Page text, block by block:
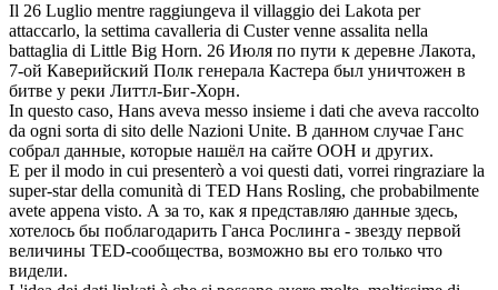
Il 26 Luglio mentre raggiungeva il villaggio dei Lakota per
attaccarlo, la settima cavalleria di Custer venne assalita nella
battaglia di Little Big Horn. 26 Июля по пути к деревне Лакота,
7-ой Каверийский Полк генерала Кастера был уничтожен в
битве у реки Литтл-Биг-Хорн.
In questo caso, Hans aveva messo insieme i dati che aveva raccolto
da ogni sorta di sito delle Nazioni Unite. В данном случае Ганс
собрал данные, которые нашёл на сайте ООН и других.
E per il modo in cui presenterò a voi questi dati, vorrei ringraziare la
super-star della comunità di TED Hans Rosling, che probabilmente
avete appena visto. А за то, как я представляю данные здесь,
хотелось бы поблагодарить Ганса Рослинга - звезду первой
величины TED-сообщества, возможно вы его только что
видели.